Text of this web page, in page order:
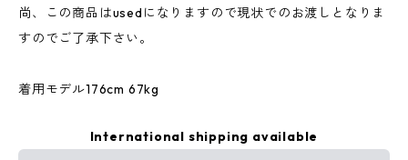
尚、この商品はusedになりますので現状でのお渡しとなりま
すのでご了承下さい。
着用モデル176cm 67kg
International shipping available